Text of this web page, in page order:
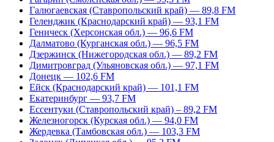
Галюгаевская (Ставропольский край) — 89,8 FM
Геленджик (Краснодарский край) — 93,1 FM
Геническ (Херсонская обл.) — 96,6 FM
Далматово (Курганская обл.) — 96,5 FM
Дзержинск (Нижегородская обл.) — 89,2 FM
Димитровград (Ульяновская обл.) — 97,1 FM
Донецк — 102,6 FM
Ейск (Краснодарский край) — 101,1 FM
Екатеринбург — 93,7 FM
Ессентуки (Ставропольский край) – 89,2 FM
Железногорск (Курская обл.) — 94,0 FM
Жердевка (Тамбовская обл.) — 103,3 FM